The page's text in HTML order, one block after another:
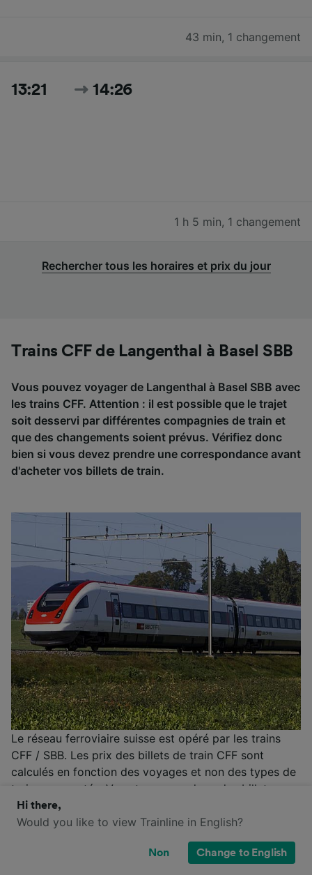
43 min, 1 changement
13:21 14:26
1 h 5 min, 1 changement
Rechercher tous les horaires et prix du jour
Trains CFF de Langenthal à Basel SBB
Vous pouvez voyager de Langenthal à Basel SBB avec
les trains CFF. Attention : il est possible que le trajet
soit desservi par différentes compagnies de train et
que des changements soient prévus. Vérifiez donc
bien si vous devez prendre une correspondance avant
d'acheter vos billets de train.
Le réseau ferroviaire suisse est opéré par les trains
CFF / SBB. Les prix des billets de train CFF sont
calculés en fonction des voyages et non des types de
trains empruntés. Vous trouverez donc des billets
Retour (à prix standard, pour un aller simple ou un
aller-retour), des billets Multi (pour 6 voyages
individuels sur un itinéraire prédéterminé) et des billets
City (incluant un abonnement d’une journée pour les
Hi there,
Would you like to view Trainline in English?
Non Change to English